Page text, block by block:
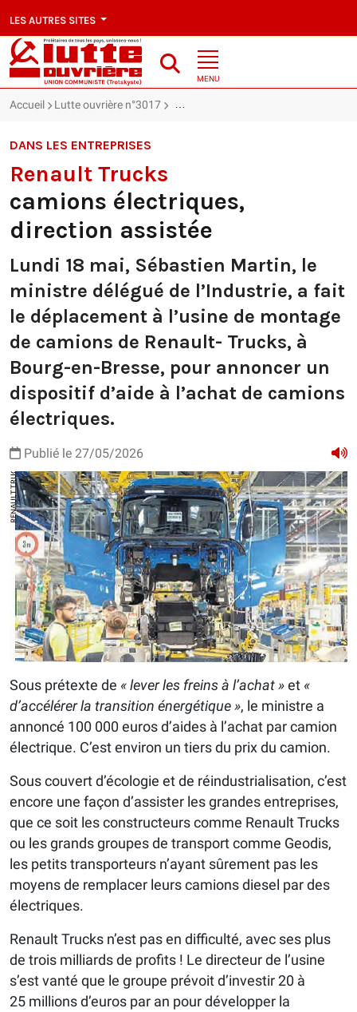
LES AUTRES SITES
MENU
Accueil Lutte ouvrière n°3017 Renault Trucks : camions
DANS LES ENTREPRISES
Renault Trucks
camions électriques,
direction assistée
Lundi 18 mai, Sébastien Martin, le
ministre délégué de l’Industrie, a fait
le déplacement à l’usine de montage
de camions de Renault- Trucks, à
Bourg-en-Bresse, pour annoncer un
dispositif d’aide à l’achat de camions
électriques.
Publié le 27/05/2026
Sous prétexte de « lever les freins à l’achat »et «
d’accélérer la transition énergétique », le ministre a
annoncé 100 000 euros d’aides à l’achat par camion
électrique. C’est environ un tiers du prix du camion.
Sous couvert d’écologie et de réindustrialisation, c’est
encore une façon d’assister les grandes entreprises,
que ce soit les constructeurs comme Renault Trucks
ou les grands groupes de transport comme Geodis,
les petits transporteurs n’ayant sûrement pas les
moyens de remplacer leurs camions diesel par des
électriques.
Renault Trucks n’est pas en difficulté, avec ses plus
de trois milliards de profits ! Le directeur de l’usine
s’est vanté que le groupe prévoit d’investir 20 à
25 millions d’euros par an pour développer la